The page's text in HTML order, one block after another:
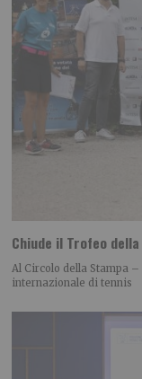
Chiude il Trofeo della
Al Circolo della Stampa
internazionale di tennis